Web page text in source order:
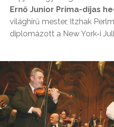
Ernő Junior Prima-díjas
világhírű mester, Itzhak
diplomázott a New York-i